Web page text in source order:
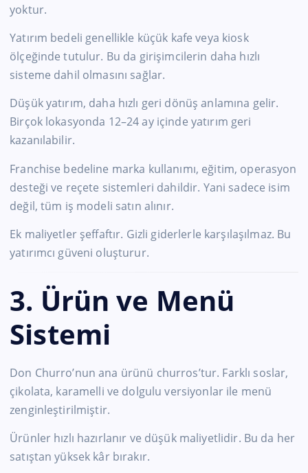
yoktur.
Yatırım bedeli genellikle küçük kafe veya kiosk
ölçeğinde tutulur. Bu da girişimcilerin daha hızlı
sisteme dahil olmasını sağlar.
Düşük yatırım, daha hızlı geri dönüş anlamına gelir.
Birçok lokasyonda 12–24 ay içinde yatırım geri
kazanılabilir.
Franchise bedeline marka kullanımı, eğitim, operasyon
desteği ve reçete sistemleri dahildir. Yani sadece isim
değil, tüm iş modeli satın alınır.
Ek maliyetler şeffaftır. Gizli giderlerle karşılaşılmaz. Bu
yatırımcı güveni oluşturur.
3. Ürün ve Menü
Sistemi
Don Churro’nun ana ürünü churros’tur. Farklı soslar,
çikolata, karamelli ve dolgulu versiyonlar ile menü
zenginleştirilmiştir.
Ürünler hızlı hazırlanır ve düşük maliyetlidir. Bu da her
satıştan yüksek kâr bırakır.